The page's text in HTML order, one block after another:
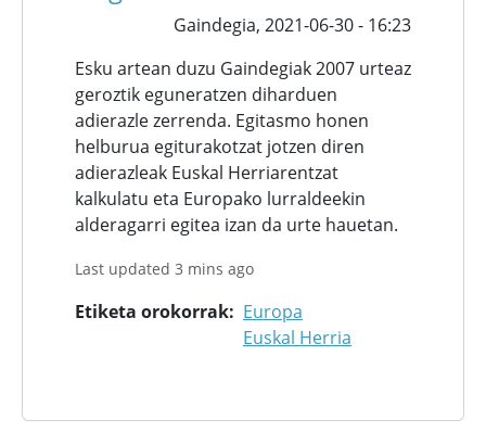
Gaindegia, 2021-06-30 - 16:23
Esku artean duzu Gaindegiak 2007 urteaz
geroztik eguneratzen diharduen
adierazle zerrenda. Egitasmo honen
helburua egiturakotzat jotzen diren
adierazleak Euskal Herriarentzat
kalkulatu eta Europako lurraldeekin
alderagarri egitea izan da urte hauetan.
Last updated 3 mins ago
Etiketa orokorrak
Europa
Euskal Herria